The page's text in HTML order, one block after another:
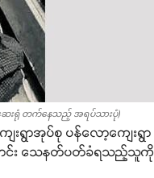
ဆေးရုံ တက်နေသည့် အရပ်သားပုံ)
းရွာအုပ်စု ပန်လော့ကျေ
င်း သေနတ်ပတ်ခံရသည့်သူ